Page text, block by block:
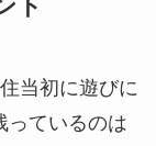
ト
当初に遊びに
っているのは